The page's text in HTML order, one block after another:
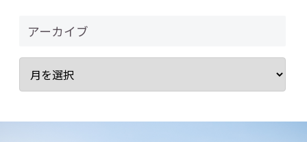
アーカイブ